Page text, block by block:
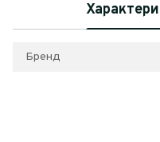
Бренд